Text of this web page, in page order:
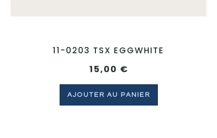
11-0203 TSX EGGWHITE
15,00 €
AJOUTER AU PANIER